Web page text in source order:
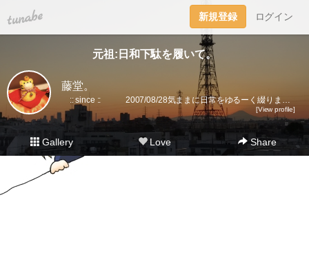
tuna.be 新規登録 ログイン
元祖:日和下駄を履いて。
藤堂。
:: since :: 2007/08/28気ままに日常をゆるーく綴ります。▼趣味丸出し。▼トラベラーズノート愛好家。 →書籍に一部載せていただきました★(奇跡)▼小さいノート活用術▼FLEXNOTEも活用しています。▼他、手帳・文房具大好き。▼2018に都内→田舎に移住。▼プラ板・レジン・手芸などハンドメイドをたまに▼メインはインスタです。
[View profile]
Gallery Love Share